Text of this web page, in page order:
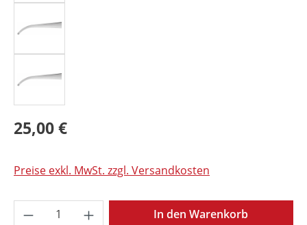
25,00 €
Preise exkl. MwSt. zzgl. Versandkosten
Produkt Anzahl: Gib den gewünschten
In den Warenkorb